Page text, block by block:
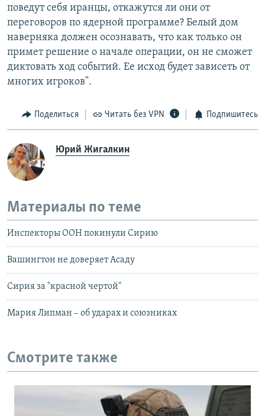
поведут себя иранцы, откажутся ли они от
переговоров по ядерной программе? Белый дом
наверняка должен осознавать, что как только он
примет решение о начале операции, он не сможет
диктовать ход событий. Ее исход будет зависеть от
многих игроков".
Поделиться Читать без VPN Подпишитесь
Юрий Жигалкин
Материалы по теме
Инспекторы ООН покинули Сирию
Вашингтон не доверяет Асаду
Сирия за "красной чертой"
Мария Липман – об ударах и союзниках
Смотрите также